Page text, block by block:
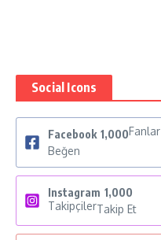
Social Icons
Facebook 1,000Fanlar
Beğen
Instagram 1,000
TakipçilerTakip Et